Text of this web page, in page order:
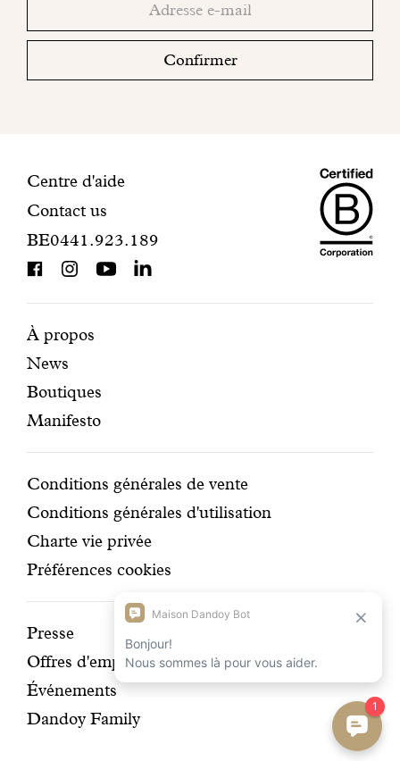
boite
Confirmer
Informations
de
contact
Centre d'aide
Contact us
BE0441.923.189
Pages
mises
en
avant
Navigation
secondaire
À propos
News
Boutiques
Manifesto
Conditions
Conditions générales de vente
Conditions générales d'utilisation
Charte vie privée
Préférences cookies
Découvrir
notre
histoire
Presse
Offres d'emplois
Événements
Dandoy Family
is